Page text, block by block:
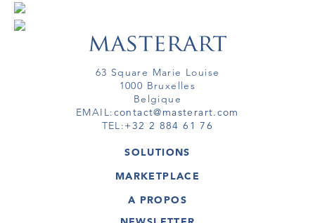
63 Square Marie Louise
1000 Bruxelles
Belgique
EMAIL:contact@masterart.com
TEL:+32 2 884 61 76
SOLUTIONS
GALERIE
ARTISTE
MARKETPLACE
OEUVRES D'ART
A PROPOS
MASTERART